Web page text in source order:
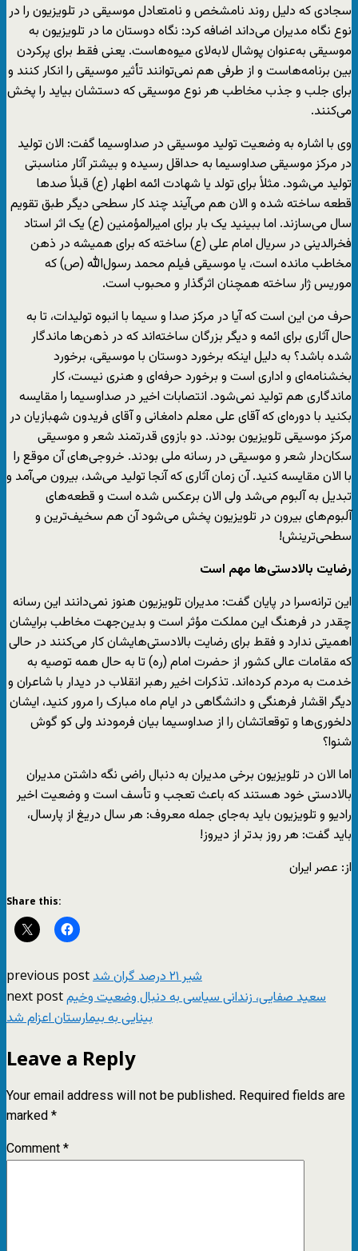
سجادی که دلیل روند نامشخص و نامتعادل موسیقی در تلویزیون را در
نوع نگاه مدیران می‌داند اضافه کرد: نگاه دوستان ما در تلویزیون به
موسیقی به‌عنوان پوشال لابه‌لای میوه‌هاست. یعنی فقط برای پرکردن
بین برنامه‌هاست و از طرفی هم نمی‌توانند تأثیر موسیقی را انکار کنند و
برای جلب و جذب مخاطب هر نوع موسیقی که دستشان بیاید را پخش
می‌کنند.
وی با اشاره به وضعیت تولید موسیقی در صداوسیما گفت: الان تولید
در مرکز موسیقی صداوسیما به حداقل رسیده و بیشتر آثار مناسبتی
تولید می‌شود. مثلاً برای تولد یا شهادت ائمه اطهار (ع) قبلاً صدها
قطعه ساخته شده و الان هم می‌آیند چند کار سطحی دیگر طبق تقویم
سال می‌سازند. اما ببینید یک بار برای امیرالمؤمنین (ع) یک اثر استاد
فخرالدینی در سریال امام علی (ع) ساخته که برای همیشه در ذهن
مخاطب مانده است، یا موسیقی فیلم محمد رسول‌الله (ص) که
موریس ژار ساخته همچنان اثرگذار و محبوب است.
حرف من این است که آیا در مرکز صدا و سیما با انبوه تولیدات، تا به
حال آثاری برای ائمه و دیگر بزرگان ساخته‌اند که در ذهن‌ها ماندگار
شده باشد؟ به دلیل اینکه برخورد دوستان با موسیقی، برخورد
بخشنامه‌ای و اداری است و برخورد حرفه‌ای و هنری نیست، کار
ماندگاری هم تولید نمی‌شود. انتصابات اخیر در صداوسیما را مقایسه
بکنید با دوره‌ای که آقای علی معلم دامغانی و آقای فریدون شهبازیان در
مرکز موسیقی تلویزیون بودند. دو بازوی قدرتمند شعر و موسیقی
سکان‌دار شعر و موسیقی در رسانه ملی بودند. خروجی‌های آن موقع را
با الان مقایسه کنید. آن زمان آثاری که آنجا تولید می‌شد، بیرون می‌آمد و
تبدیل به آلبوم می‌شد ولی الان برعکس شده است و قطعه‌های
آلبوم‌های بیرون در تلویزیون پخش می‌شود آن هم سخیف‌ترین و
سطحی‌ترینش!
رضایت بالادستی‌ها مهم است
این ترانه‌سرا در پایان گفت: مدیران تلویزیون هنوز نمی‌دانند این رسانه
چقدر در فرهنگ این مملکت مؤثر است و بدین‌جهت مخاطب برایشان
اهمیتی ندارد و فقط برای رضایت بالادستی‌هایشان کار می‌کنند در حالی
که مقامات عالی کشور از حضرت امام (ره) تا به حال همه توصیه به
خدمت به مردم کرده‌اند. تذکرات اخیر رهبر انقلاب در دیدار با شاعران و
دیگر اقشار فرهنگی و دانشگاهی در ایام ماه مبارک را مرور کنید، ایشان
دلخوری‌ها و توقعاتشان را از صداوسیما بیان فرمودند ولی کو گوش
شنوا؟
اما الان در تلویزیون برخی مدیران به دنبال راضی نگه داشتن مدیران
بالادستی خود هستند که باعث تعجب و تأسف است و وضعیت اخیر
رادیو و تلویزیون باید به‌جای جمله معروف: هر سال دریغ از پارسال،
باید گفت: هر روز بدتر از دیروز!
از: عصر ایران
Share this:
previous post شیر ۲۱ درصد گران شد
next postسعید صفایی، زندانی سیاسی به دنبال وضعیت وخیم
بینایی به بیمارستان اعزام شد
Leave a Reply
Your email address will not be published. Required fields are
marked*
Comment*